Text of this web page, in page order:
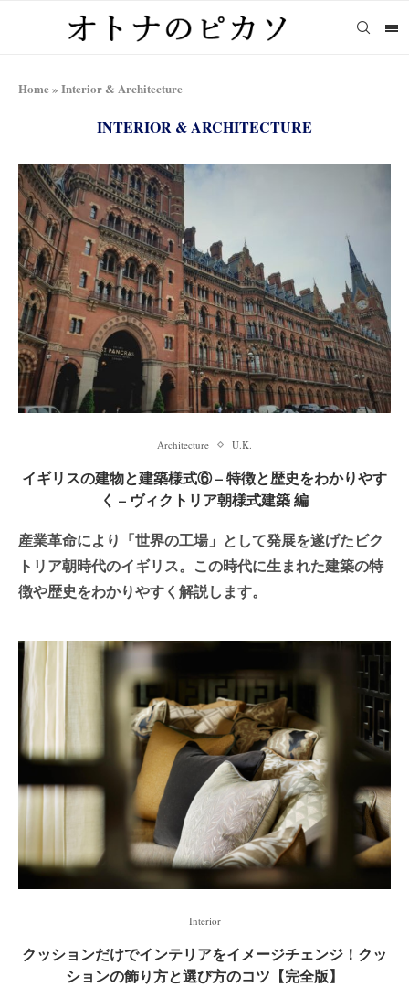
Home» Interior & Architecture
INTERIOR & ARCHITECTURE
Architecture U.K.
イギリスの建物と建築様式⑥ – 特徴と歴史をわかりやす
く – ヴィクトリア朝様式建築 編
産業革命により「世界の工場」として発展を遂げたビク
トリア朝時代のイギリス。この時代に生まれた建築の特
徴や歴史をわかりやすく解説します。
Interior
クッションだけでインテリアをイメージチェンジ！クッ
ションの飾り方と選び方のコツ【完全版】